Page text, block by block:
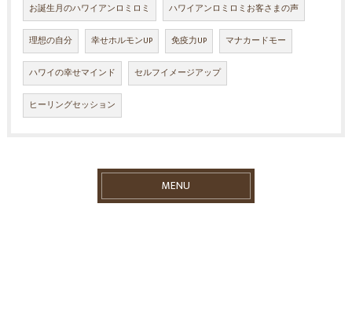
お誕生月のハワイアンロミロミ ハワイアンロミロミお客さまの声
理想の自分 幸せホルモンUP 免疫力UP マナカードモー
ハワイの幸せマインド セルフイメージアップ
ヒーリングセッション
MENU